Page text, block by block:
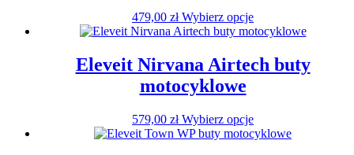
można
wybrać
stronie
produktu
479,00 zł Wybierz opcjeTen
produkt
wiele
wariantów.
wybrać
na
stronie
Eleveit Nirvana Airtech buty
motocyklowe
579,00 zł Wybierz opcjeTen
produkt